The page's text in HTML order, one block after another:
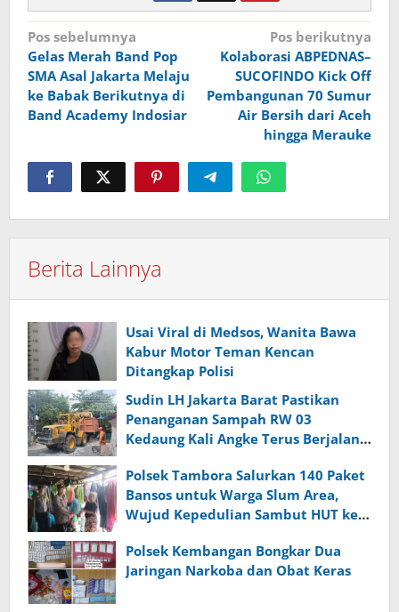
Navigasi
pos
Pos sebelumnya
Gelas Merah Band Pop
SMA Asal Jakarta Melaju
ke Babak Berikutnya di
Band Academy Indosiar
Pos berikutnya
Kolaborasi ABPEDNAS–
SUCOFINDO Kick Off
Pembangunan 70 Sumur
Air Bersih dari Aceh
hingga Merauke
Berita Lainnya
Usai Viral di Medsos, Wanita Bawa
Kabur Motor Teman Kencan
Ditangkap Polisi
Sudin LH Jakarta Barat Pastikan
Penanganan Sampah RW 03
Kedaung Kali Angke Terus Berjalan,
Polsek Tambora Salurkan 140 Paket
Bansos untuk Warga Slum Area,
Wujud Kepedulian Sambut HUT ke-
Polsek Kembangan Bongkar Dua
Jaringan Narkoba dan Obat Keras